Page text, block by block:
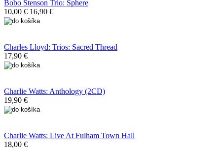
Bobo Stenson Trio: Sphere
10,00 € 16,90 €
Charles Lloyd: Trios: Sacred Thread
17,90 €
Charlie Watts: Anthology (2CD)
19,90 €
Charlie Watts: Live At Fulham Town Hall
18,00 €